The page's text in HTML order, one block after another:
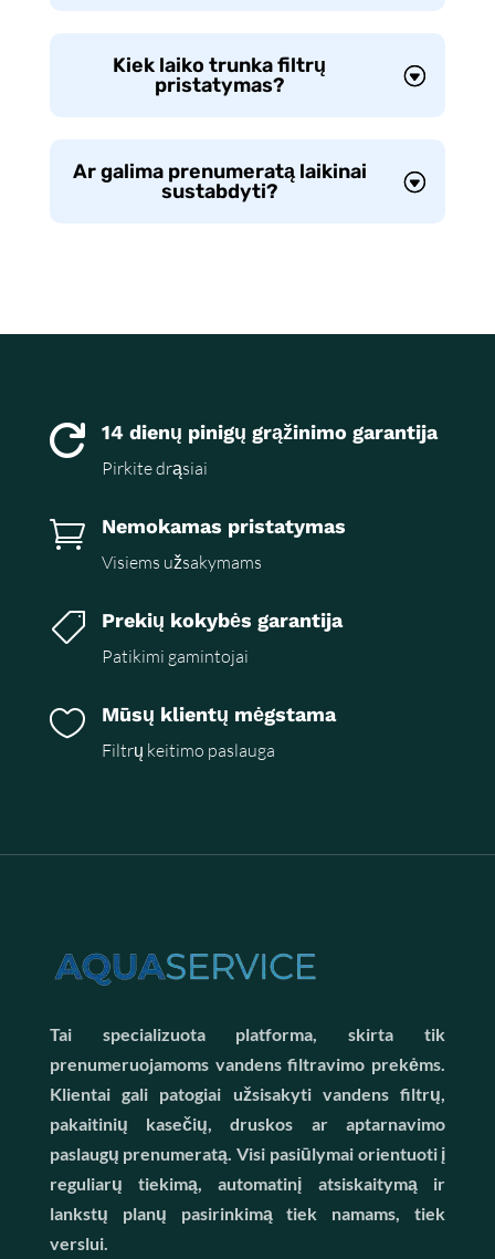
Kiek laiko trunka filtrų
pristatymas?
Ar galima prenumeratą laikinai
sustabdyti?
 14 dienų pinigų grąžinimo garantija
Pirkite drąsiai
 Nemokamas pristatymas
Visiems užsakymams
 Prekių kokybės garantija
Patikimi gamintojai
 Mūsų klientų mėgstama
Filtrų keitimo paslauga
Tai specializuota platforma, skirta tik
prenumeruojamoms vandens filtravimo prekėms.
Klientai gali patogiai užsisakyti vandens filtrų,
pakaitinių kasečių, druskos ar aptarnavimo
paslaugų prenumeratą. Visi pasiūlymai orientuoti į
reguliarų tiekimą, automatinį atsiskaitymą ir
lankstų planų pasirinkimą tiek namams, tiek
verslui.